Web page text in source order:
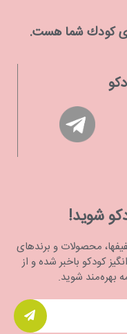
كودك شما هست.
شوید!
محصولات و برندهای
کودکو باخبر شده و از
بهره‌مند شوید.